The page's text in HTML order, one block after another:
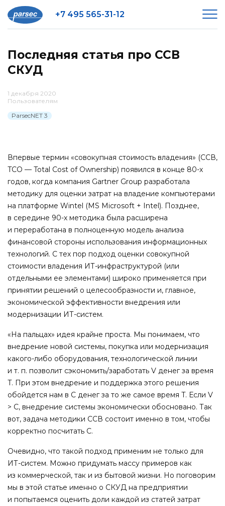
+7 495 565-31-12
Последняя статья про ССВ
СКУД
1 декабря 2020
Пользователям
ParsecNET 3
Впервые термин «совокупная стоимость владения» (ССВ,
TCO — Total Cost of Ownership) появился в конце 80-х
годов, когда компания Gartner Group разработала
методику для оценки затрат на владение компьютерами
на платформе Wintel (MS Microsoft + Intel). Позднее,
в середине 90-х методика была расширена
и переработана в полноценную модель анализа
финансовой стороны использования информационных
технологий. С тех пор подход оценки совокупной
стоимости владения ИТ-инфраструктурой (или
отдельными ее элементами) широко применяется при
принятии решений о целесообразности и, главное,
экономической эффективности внедрения или
модернизации ИТ-систем.
«На пальцах» идея крайне проста. Мы понимаем, что
внедрение новой системы, покупка или модернизация
какого-либо оборудования, технологической линии
и т. п. позволит сэкономить/заработать V денег за время
T. При этом внедрение и поддержка этого решения
обойдется нам в C денег за то же самое время T. Если V
> С, внедрение системы экономически обосновано. Так
вот, задача методики ССВ состоит именно в том, чтобы
корректно посчитать С.
Очевидно, что такой подход применим не только для
ИТ-систем. Можно придумать массу примеров как
из коммерческой, так и из бытовой жизни. Но поговорим
мы в этой статье именно о СКУД на предприятии
и попытаемся оценить доли каждой из статей затрат